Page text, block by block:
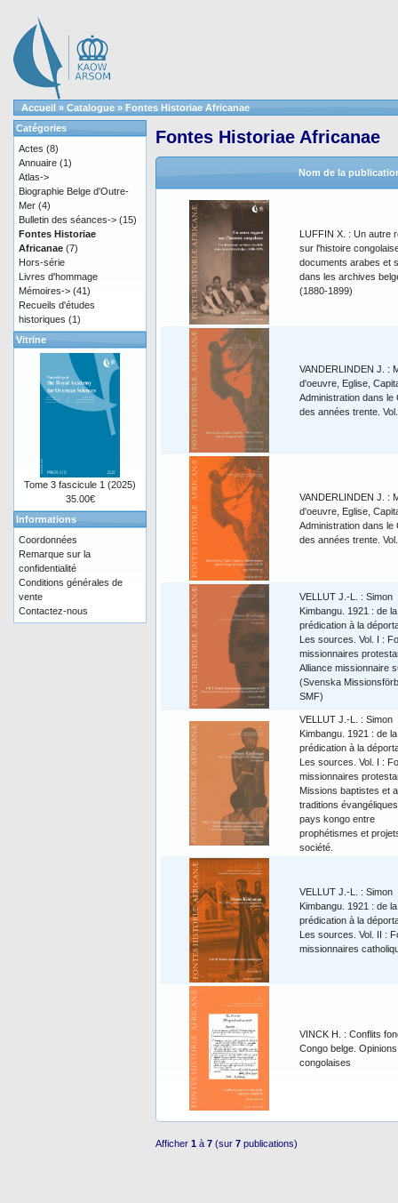
Accueil » Catalogue » Fontes Historiae Africanae
Fontes Historiae Africanae
Nom de la
LUFFIN X. : Un autre
sur l'histoire
documents arabes et
dans les archives
(1880-1899)
VANDERLINDEN J. :
d'oeuvre, Eglise,
Administration dans le
des années trente.
VANDERLINDEN J. :
d'oeuvre, Eglise,
Administration dans le
des années trente.
VELLUT J.-L. : Simon
Kimbangu. 1921 : de la
prédication à la
Les sources. Vol. I :
missionnaires
Alliance missionnaire
(Svenska
SMF)
VELLUT J.-L. : Simon
Kimbangu. 1921 : de la
prédication à la
Les sources. Vol. I :
missionnaires
Missions baptistes et
traditions
pays kongo entre
prophétismes et
société.
VELLUT J.-L. : Simon
Kimbangu. 1921 : de la
prédication à la
Les sources. Vol. II :
missionnaires
VINCK H. : Conflits
Congo belge. Opinions
congolaises
Afficher 1 à 7 (sur 7 publications)
Catégories
Actes (8)
Annuaire (1)
Atlas->
Biographie Belge d'Outre-
Mer (4)
Bulletin des séances-> (15)
Fontes Historiae
Africanae (7)
Hors-série
Livres d'hommage
Mémoires-> (41)
Recueils d'études
historiques (1)
Vitrine
Tome 3 fascicule 1 (2025)
35.00€
Informations
Coordonnées
Remarque sur la
confidentialité
Conditions générales de
vente
Contactez-nous